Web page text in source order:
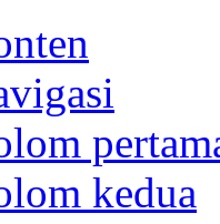
kedua